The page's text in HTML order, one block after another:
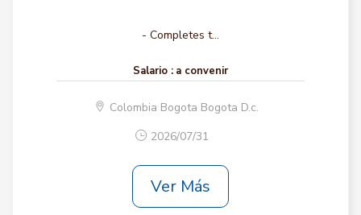
- Completes t...
Salario : a convenir
Colombia Bogota Bogota D.c.
2026/07/31
Ver Más